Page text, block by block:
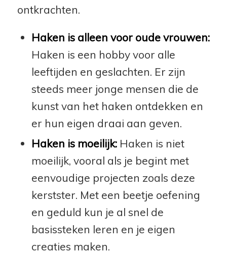
ontkrachten.
Haken is alleen voor oude vrouwen:
Haken is een hobby voor alle
leeftijden en geslachten. Er zijn
steeds meer jonge mensen die de
kunst van het haken ontdekken en
er hun eigen draai aan geven.
Haken is moeilijk:Haken is niet
moeilijk, vooral als je begint met
eenvoudige projecten zoals deze
kerstster. Met een beetje oefening
en geduld kun je al snel de
basissteken leren en je eigen
creaties maken.